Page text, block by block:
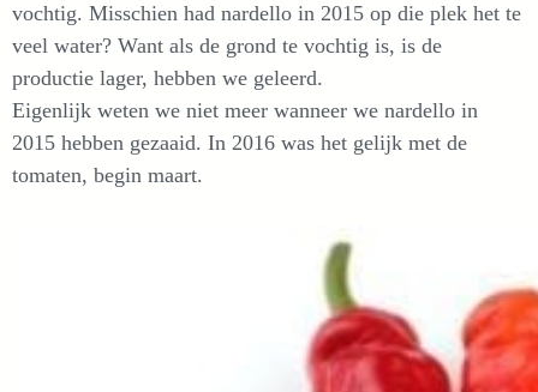
vochtig. Misschien had nardello in 2015 op die plek het te
veel water? Want als de grond te vochtig is, is de
productie lager, hebben we geleerd.
Eigenlijk weten we niet meer wanneer we nardello in
2015 hebben gezaaid. In 2016 was het gelijk met de
tomaten, begin maart.